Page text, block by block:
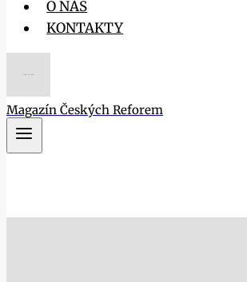
O NÁS
KONTAKTY
Magazín Českých Reforem